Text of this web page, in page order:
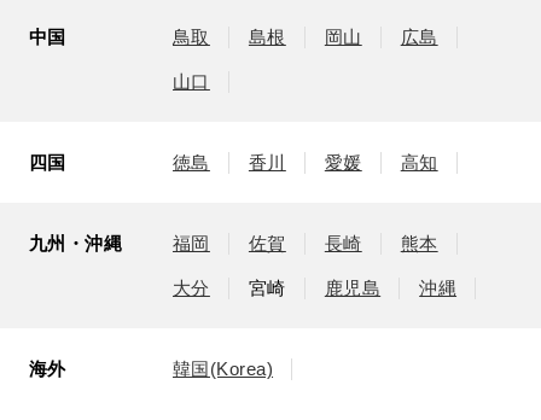
中国 鳥取 島根 岡山 広島
山口
四国 徳島 香川 愛媛 高知
九州・沖縄 福岡 佐賀 長崎 熊本
大分 宮崎 鹿児島 沖縄
海外 韓国(Korea)